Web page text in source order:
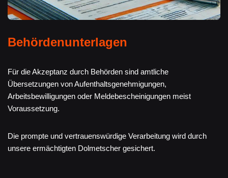
Behördenunterlagen
Für die Akzeptanz durch Behörden sind amtliche
Übersetzungen von Aufenthaltsgenehmigungen,
Arbeitsbewilligungen oder Meldebescheinigungen meist
Voraussetzung.
Die prompte und vertrauenswürdige Verarbeitung wird durch
unsere ermächtigten Dolmetscher gesichert.